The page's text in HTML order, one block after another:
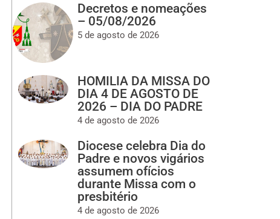
Decretos e nomeações
– 05/08/2026
5 de agosto de 2026
HOMILIA DA MISSA DO
DIA 4 DE AGOSTO DE
2026 – DIA DO PADRE
4 de agosto de 2026
Diocese celebra Dia do
Padre e novos vigários
assumem ofícios
durante Missa com o
presbitério
4 de agosto de 2026